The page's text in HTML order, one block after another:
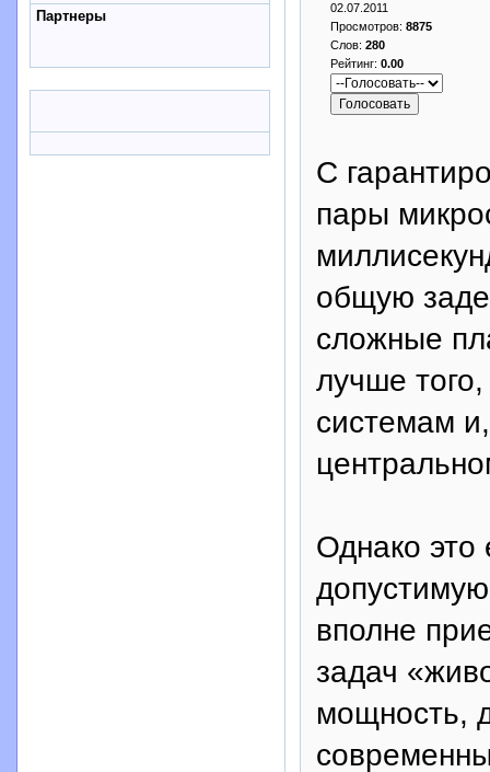
Партнеры
02.07.2011
Просмотров: 8875
Слов: 280
Рейтинг: 0.00
С
пары
общую
сложные
лучше
системам
Однако
вполне
задач
мощность,